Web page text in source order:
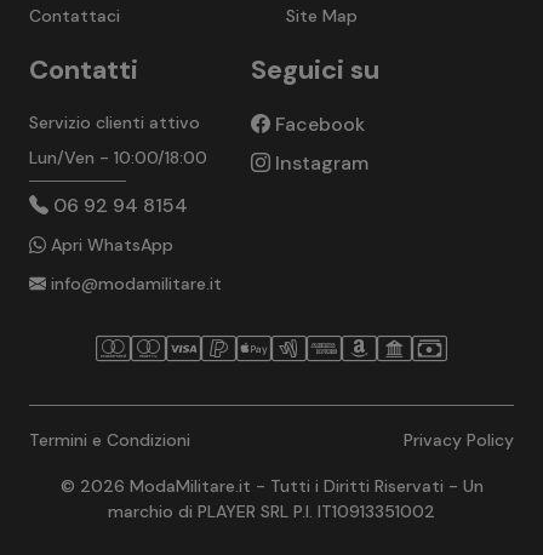
Site Map
Contattaci
Contatti
Servizio clienti attivo
Lun/Ven - 10:00/18:00
06 92 94 8154
Apri WhatsApp
info@modamilitare.it
Seguici su
Facebook
Instagram
Termini e Condizioni Privacy Policy
© 2026 ModaMilitare.it - Tutti i Diritti Riservati - Un
marchio di PLAYER SRL P.I. IT10913351002